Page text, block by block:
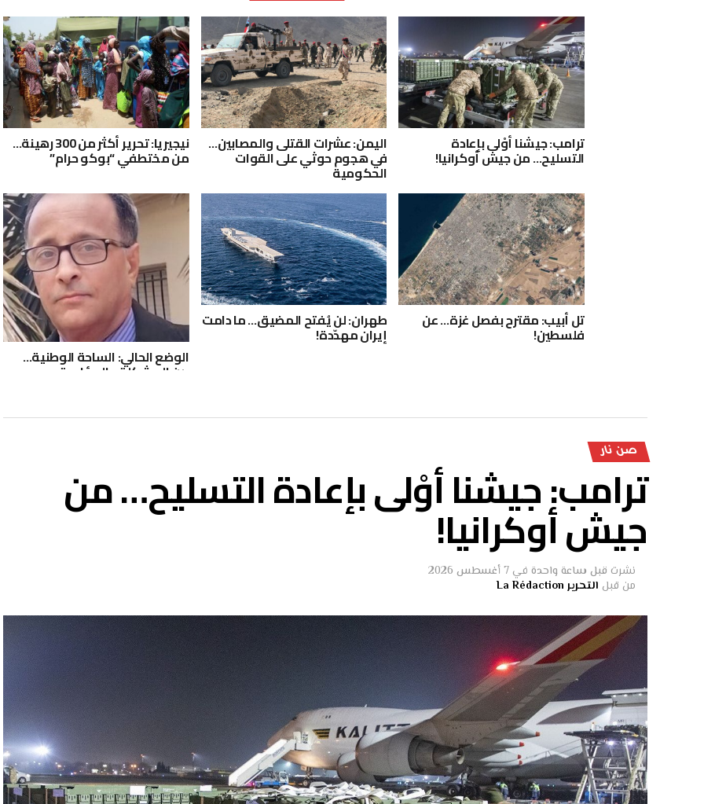
ترامب: جيشنا أوْلى بإعادة
التسليح… من جيش أوكرانيا!
اليمن: عشرات القتلى والمصابين…
في هجوم حوثي على القوات
الحكومية
نيجيريا: تحرير أكثر من 300 رهينة…
من مختطفي “بوكو حرام”
تل أبيب: مقترح بفصل غزة… عن
فلسطين!
طهران: لن يُفتح المضيق… ما دامت
إيران مهدّدة!
الوضع الحالي: الساحة الوطنية…
بين المشكلة والمؤامرة
صن نار
ترامب: جيشنا أوْلى بإعادة التسليح… من
جيش أوكرانيا!
نشرت قبل ساعة واحدة في 7 أغسطس 2026
من قبل التحرير La Rédaction